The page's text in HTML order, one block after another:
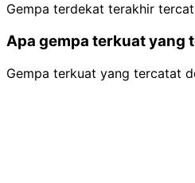
Gempa terdekat terakhir
Apa gempa terkuat yang
Gempa terkuat yang tercatat